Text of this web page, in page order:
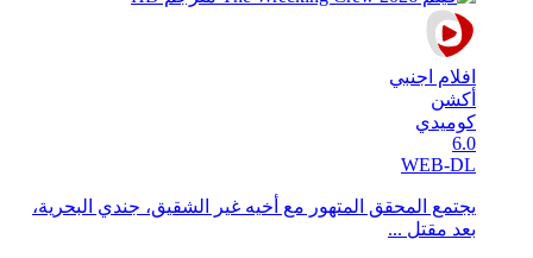
افلام اجنبي
أكشن
كوميدي
6.0
WEB-DL
يجتمع المحقق المتهور مع أخيه غير الشقيق، جندي البحرية،
بعد مقتل ...